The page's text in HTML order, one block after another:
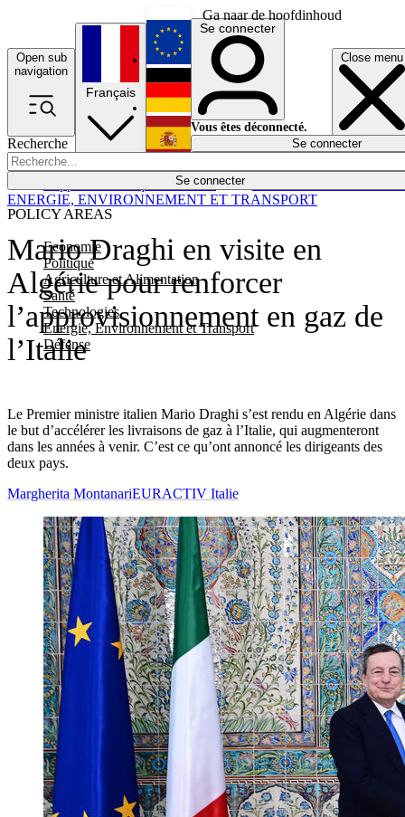
Ga naar de hoofdinhoud
Open sub
navigation
Close menu
Recherche
Se connecter
POLICY AREAS
Economie
Politique
Agriculture et Alimentation
Santé
Technologies
Energie, Environnement et Transport
Défense
Économie
Français
English
Deutsch
Español
Se connecter
Vous êtes déconnecté.
Se connecter
Mario Draghi en visite en
Algérie pour renforcer
l’approvisionnement en gaz de
l’Italie
Le Premier ministre italien Mario Draghi s’est rendu en Algérie dans
le but d’accélérer les livraisons de gaz à l’Italie, qui augmenteront
dans les années à venir. C’est ce qu’ont annoncé les dirigeants des
deux pays.
ENERGIE, ENVIRONNEMENT ET TRANSPORT
Margherita MontanariEURACTIV Italie